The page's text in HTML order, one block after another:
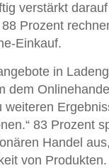
verstärkt
Prozent
Einkauf.
in
dem
weiteren
83 Prozent
Handel
von